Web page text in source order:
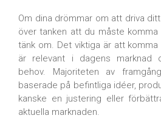
Om dina drömmar om att driva
över tanken att du måste
tänk om. Det viktiga är att
är relevant i dagens marknad
behov. Majoriteten av
baserade på befintliga idéer,
kanske en justering eller
aktuella marknaden.